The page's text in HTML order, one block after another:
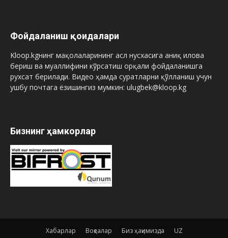
Фойдаланиш қоидалари
Kloop.kgнинг мақолаларининг асл нусхасига аниқ илова
бериш ва муаллифини кўрсатиш орқали фойдаланишга
рухсат берилади. Видео ҳамда суратларни қўлланиш учун
ушбу почтага ёзишингиз мумкин: ulugbek@kloop.kg
Бизнинг ҳамкорлар
Хабарлар Воқеалар Биз ҳақимизда UZ